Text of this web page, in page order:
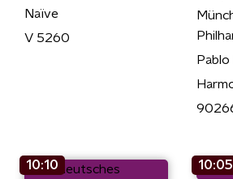
Naïve
V 5260
10:10 10:05